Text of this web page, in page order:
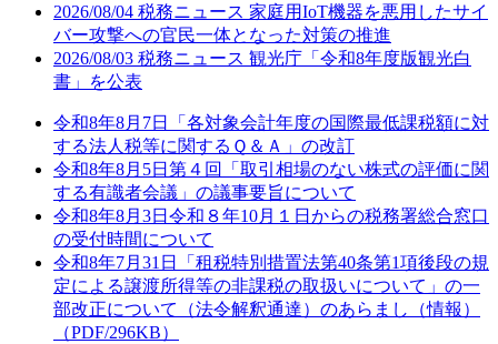
2026/08/04 税務ニュース 家庭用IoT機器を悪用したサイ
バー攻撃への官民一体となった対策の推進
2026/08/03 税務ニュース 観光庁「令和8年度版観光白
書」を公表
令和8年8月7日
「各対象会計年度の国際最低課税額に対
する法人税等に関するＱ＆Ａ」の改訂
令和8年8月5日 第４回「取引相場のない株式の評価に関
する有識者会議」の議事要旨について
令和8年8月3日 令和８年10月１日からの税務署総合窓口
の受付時間について
令和8年7月31日
「租税特別措置法第40条第1項後段の規
定による譲渡所得等の非課税の取扱いについて」の一
部改正について（法令解釈通達）のあらまし（情報）
（PDF/296KB）